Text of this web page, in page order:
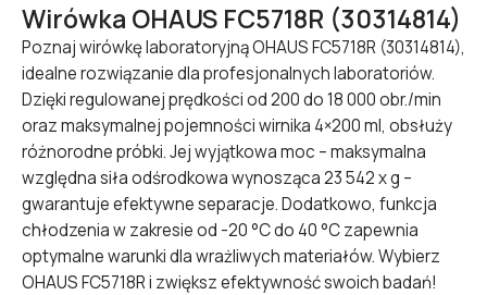
Wirówka OHAUS FC5718R (30314814)
Poznaj wirówkę laboratoryjną OHAUS FC5718R (30314814),
idealne rozwiązanie dla profesjonalnych laboratoriów.
Dzięki regulowanej prędkości od 200 do 18 000 obr./min
oraz maksymalnej pojemności wirnika 4×200 ml, obsłuży
różnorodne próbki. Jej wyjątkowa moc – maksymalna
względna siła odśrodkowa wynosząca 23 542 x g –
gwarantuje efektywne separacje. Dodatkowo, funkcja
chłodzenia w zakresie od -20 °C do 40 °C zapewnia
optymalne warunki dla wrażliwych materiałów. Wybierz
OHAUS FC5718R i zwiększ efektywność swoich badań!